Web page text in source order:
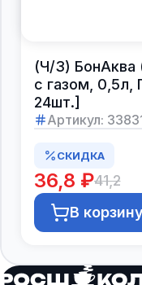
(Ч/З) БонАква
с газом, 0,5л,
24шт.]
Артикул:
СКИДКА
36,8 ₽41,2
В корзину